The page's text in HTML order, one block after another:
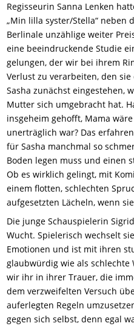
Regisseurin Sanna Lenken
„Min lilla syster/Stella“ neben
Berlinale unzählige weiter
eine beeindruckende Studie
gelungen, der wir bei ihrem
Verlust zu verarbeiten, den
Sasha zunächst eingestehen,
Mutter sich umgebracht hat.
insgeheim gehofft, Mama
unerträglich war? Das
für Sasha manchmal so
Boden legen muss und einen
Ob es wirklich gelingt, mit
einem flotten, schlechten
aufgesetzten Lächeln, wenn
Die junge Schauspielerin
Wucht. Spielerisch wechselt
Emotionen und ist mit ihren
glaubwürdig wie als schlechte
wir ihr in ihrer Trauer, die
dem verzweifelten Versuch
auferlegten Regeln
gegen sich selbst, denn egal